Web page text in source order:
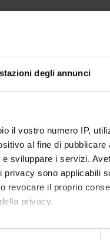
degli annunci
il vostro numero IP,
al fine di pubblicare
sviluppare i servizi.
sono applicabili
revocare il proprio
privacy.
della tipologia )